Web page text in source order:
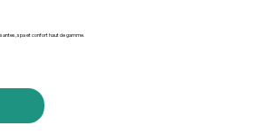
spa et confort haut de gamme.